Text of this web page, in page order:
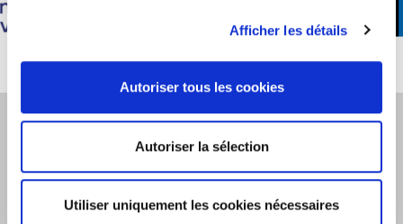
Afficher les détails
Autoriser tous les cookies
Autoriser la sélection
Utiliser uniquement les cookies nécessaires
Restons en contact
Inscrivez-vous à notre newsletter pour rester
informé de l’actualité d’Oreegami et du marché du
marketing digital.